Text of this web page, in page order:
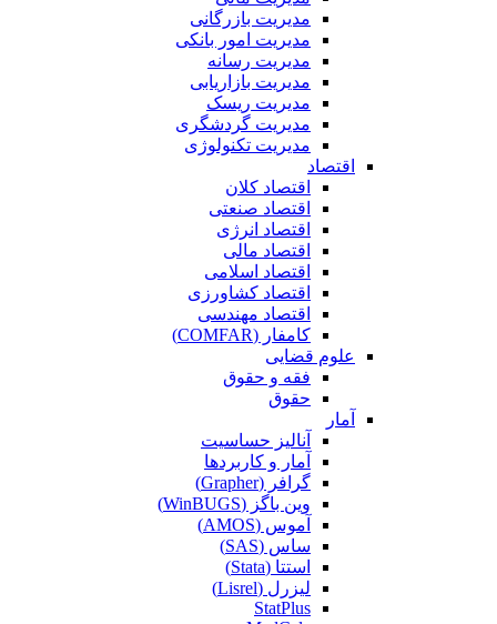
مدیریت بازرگانی
مدیریت امور بانکی
مدیریت رسانه
مدیریت بازاریابی
مدیریت ریسک
مدیریت گردشگری
مدیریت تکنولوژی
اقتصاد
اقتصاد کلان
اقتصاد صنعتی
اقتصاد انرژی
اقتصاد مالی
اقتصاد اسلامی
اقتصاد کشاورزی
اقتصاد مهندسی
کامفار (COMFAR)
علوم قضایی
فقه و حقوق
حقوق
آمار
آنالیز حساسیت
آمار و کاربردها
گرافر (Grapher)
وین باگز (WinBUGS)
آموس (AMOS)
ساس (SAS)
استتا (Stata)
لیزرل (Lisrel)
StatPlus